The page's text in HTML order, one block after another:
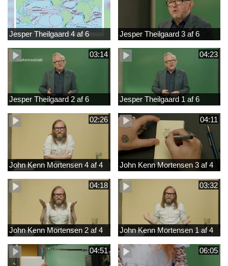
Jesper Theilgaard 4 af 6 Jesper Theilgaard 3 af 6
03:14
Jesper Theilgaard 2 af 6
04:23
Jesper Theilgaard 1 af 6
02:26
John Kenn Mortensen 4 af 4
04:11
John Kenn Mortensen 3 af 4
04:18
John Kenn Mortensen 2 af 4
03:32
John Kenn Mortensen 1 af 4
04:51 06:05